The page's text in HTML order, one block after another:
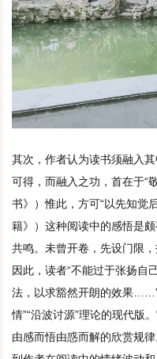
其次，作者认为读书须融入
可得，而融入之功，首在于“
书》）惟此，方可“以先知觉
籍》）这种阅读中的感悟是
共鸣。未曾开卷，先设门限
因此，读者“不能过于张扬自
法，以求豁然开朗的效果
情”“沿波讨源”理论的现代版
由感而悟由惑而解的欣赏规